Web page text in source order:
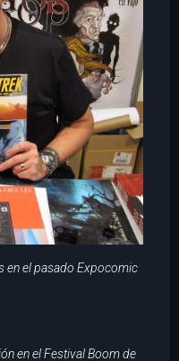
en el pasado Expocomic
en el Festival Boom de